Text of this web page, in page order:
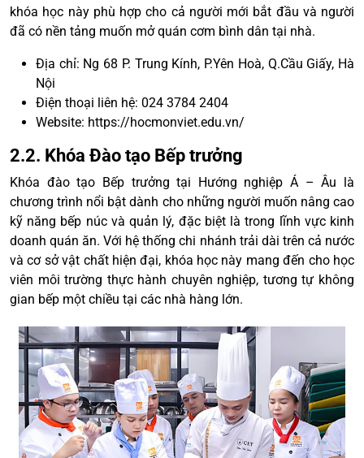
khóa học này phù hợp cho cả người mới bắt đầu và người
đã có nền tảng muốn mở quán cơm bình dân tại nhà.
Địa chỉ: Ng 68 P. Trung Kính, P.Yên Hoà, Q.Cầu Giấy, Hà
Nội
Điện thoại liên hệ: 024 3784 2404
Website: https://hocmonviet.edu.vn/
2.2. Khóa Đào tạo Bếp trưởng
Khóa đào tạo Bếp trưởng tại Hướng nghiệp Á – Âu là
chương trình nổi bật dành cho những người muốn nâng cao
kỹ năng bếp núc và quản lý, đặc biệt là trong lĩnh vực kinh
doanh quán ăn. Với hệ thống chi nhánh trải dài trên cả nước
và cơ sở vật chất hiện đại, khóa học này mang đến cho học
viên môi trường thực hành chuyên nghiệp, tương tự không
gian bếp một chiều tại các nhà hàng lớn.